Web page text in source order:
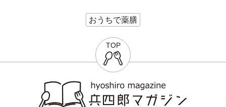
おうちで薬膳
TOP